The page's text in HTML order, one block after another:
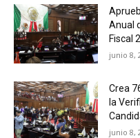
Anual
Fiscal
junio 8,
Crea
la
junio 8,